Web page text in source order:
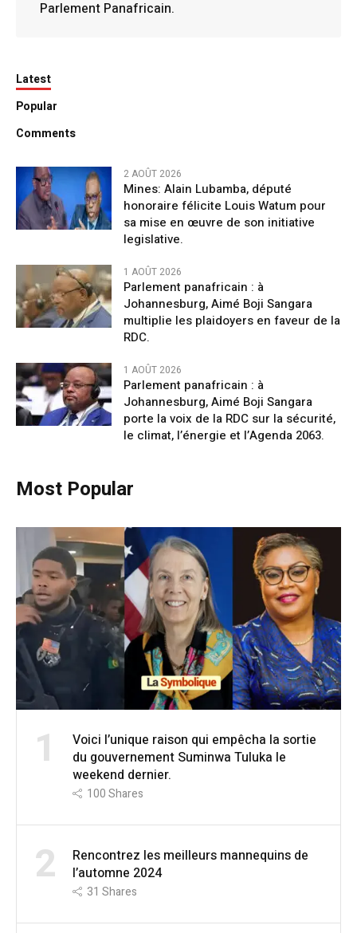
Parlement Panafricain.
Latest
Popular
Comments
2 AOÛT 2026
Mines: Alain Lubamba, député
honoraire félicite Louis Watum pour
sa mise en œuvre de son initiative
legislative.
1 AOÛT 2026
Parlement panafricain : à
Johannesburg, Aimé Boji Sangara
multiplie les plaidoyers en faveur de la
RDC.
1 AOÛT 2026
Parlement panafricain : à
Johannesburg, Aimé Boji Sangara
porte la voix de la RDC sur la sécurité,
le climat, l’énergie et l’Agenda 2063.
Most Popular
1
Voici l’unique raison qui empêcha la sortie
du gouvernement Suminwa Tuluka le
weekend dernier.
100Shares
2
Rencontrez les meilleurs mannequins de
l’automne 2024
31 Shares